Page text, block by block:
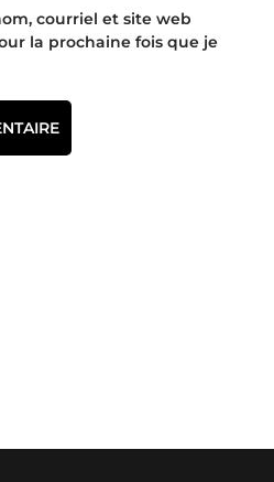
courriel et site web
la prochaine fois que je